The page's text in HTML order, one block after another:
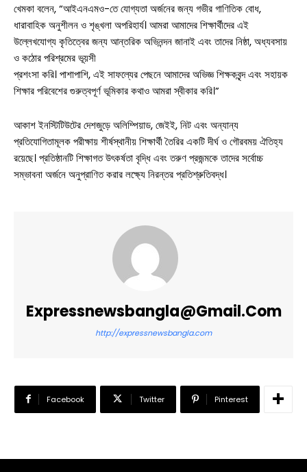
খেমকা বলেন, “আইএনএমও-তে যোগ্যতা অর্জনের জন্য গভীর গাণিতিক বোধ,
ধারাবাহিক অনুশীলন ও শৃঙ্খলা অপরিহার্য। আমরা আমাদের শিক্ষার্থীদের এই
উল্লেখযোগ্য কৃতিত্বের জন্য আন্তরিক অভিনন্দন জানাই এবং তাদের নিষ্ঠা, অধ্যবসায়
ও কঠোর পরিশ্রমের ভূয়সী
প্রশংসা করি। পাশাপাশি, এই সাফল্যের পেছনে আমাদের অভিজ্ঞ শিক্ষকবৃন্দ এবং সহায়ক
শিক্ষার পরিবেশের গুরুত্বপূর্ণ ভূমিকার কথাও আমরা স্বীকার করি।”
আকাশ ইনস্টিটিউটের দেশজুড়ে অলিম্পিয়াড, জেইই, নিট এবং অন্যান্য
প্রতিযোগিতামূলক পরীক্ষায় শীর্ষস্থানীয় শিক্ষার্থী তৈরির একটি দীর্ঘ ও গৌরবময় ঐতিহ্য
রয়েছে। প্রতিষ্ঠানটি শিক্ষাগত উৎকর্ষতা বৃদ্ধি এবং তরুণ প্রজন্মকে তাদের সর্বোচ্চ
সম্ভাবনা অর্জনে অনুপ্রাণিত করার লক্ষ্যে নিরন্তর প্রতিশ্রুতিবদ্ধ।
Expressnewsbangla@gmail.com
http://expressnewsbangla.com
Facebook Twitter Pinterest